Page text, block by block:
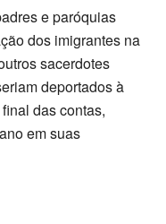
e paróquias
dos imigrantes na
sacerdotes
deportados à
das contas,
em suas